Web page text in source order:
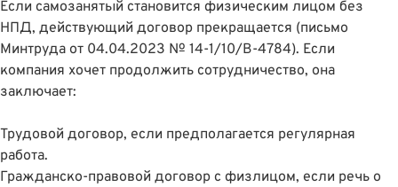
Если самозанятый становится физическим лицом без
НПД, действующий договор прекращается (письмо
Минтруда от 04.04.2023 № 14-1/10/В-4784). Если
компания хочет продолжить сотрудничество, она
заключает:
Трудовой договор, если предполагается регулярная
работа.
Гражданско-правовой договор с физлицом, если речь о